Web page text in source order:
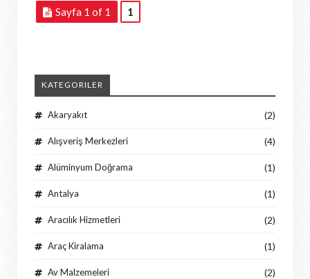
Sayfa 1 of 1 1
KATEGORILER
Akaryakıt (2)
Alışveriş Merkezleri (4)
Alüminyum Doğrama (1)
Antalya (1)
Aracılık Hizmetleri (2)
Araç Kiralama (1)
Av Malzemeleri (2)